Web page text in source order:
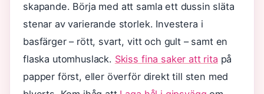
skapande. Börja med att samla ett dussin släta
stenar av varierande storlek. Investera i
basfärger – rött, svart, vitt och gult – samt en
flaska utomhuslack. Skiss fina saker att rita på
papper först, eller överför direkt till sten med